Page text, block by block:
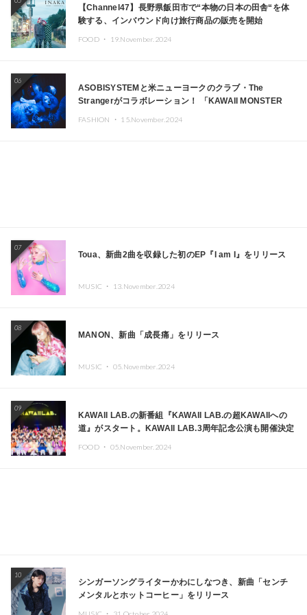
【Channel47】長野県飯田市で“本物の日本の田舎“を体
験する、インバウンド向け旅行商品の販売を開始
FOOD ・ 19.November.2024
06
ASOBISYSTEMと米ニューヨークのクラブ・The
Strangerがコラボレーション！ 「KAWAII MONSTER
FASHION ・ 15.November.2024
07
Toua、新曲2曲を収録した初のEP『I am I』をリリース
MUSIC ・ 13.November.2024
08
MANON、新曲「成長痛」をリリース
MUSIC ・ 05.November.2024
09
KAWAII LAB.の新番組『KAWAII LAB.の超KAWAIIへの
道』がスタート。KAWAII LAB.3周年記念公演も開催決定
FOOD ・ 05.November.2024
10
シンガーソングライターかわにしなつき、新曲「センチ
メンタルとホットコーヒー」をリリース